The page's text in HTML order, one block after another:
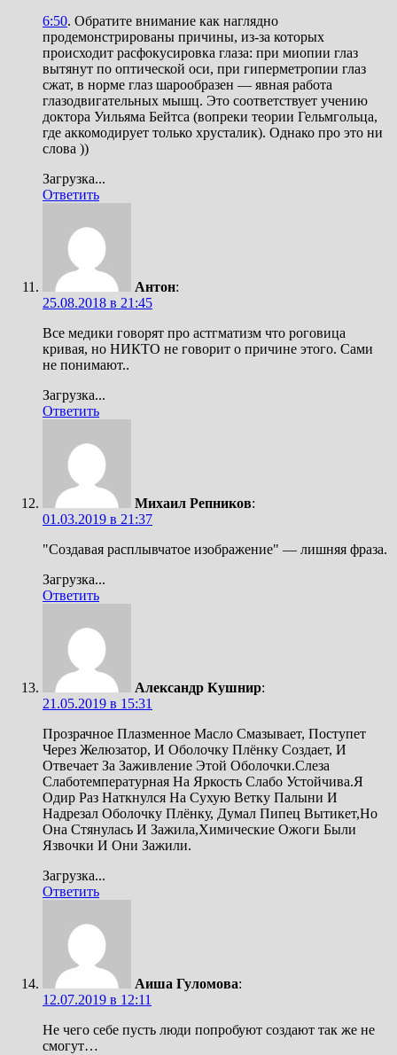
6:50. Обратите внимание как наглядно
продемонстрированы причины, из-за которых
происходит расфокусировка глаза: при миопии глаз
вытянут по оптической оси, при гиперметропии глаз
сжат, в норме глаз шарообразен — явная работа
глазодвигательных мышц. Это соответствует учению
доктора Уильяма Бейтса (вопреки теории Гельмгольца,
где аккомодирует только хрусталик). Однако про это ни
слова ))
Загрузка...
Ответить
Антон:
25.08.2018 в 21:45
Все медики говорят про астгматизм что роговица
кривая, но НИКТО не говорит о причине этого. Сами
не понимают..
Загрузка...
Ответить
Михаил Репников:
01.03.2019 в 21:37
"Создавая расплывчатое изображение" — лишняя фраза.
Загрузка...
Ответить
Александр Кушнир:
21.05.2019 в 15:31
Прозрачное Плазменное Масло Смазывает, Поступет
Через Желюзатор, И Оболочку Плёнку Создает, И
Отвечает За Заживление Этой Оболочки.Слеза
Слаботемпературная На Яркость Слабо Устойчива.Я
Одир Раз Наткнулся На Сухую Ветку Палыни И
Надрезал Оболочку Плёнку, Думал Пипец Вытикет,Но
Она Стянулась И Зажила,Химические Ожоги Были
Язвочки И Они Зажили.
Загрузка...
Ответить
Аиша Гуломова:
12.07.2019 в 12:11
Не чего себе пусть люди попробуют создают так же не
смогут…